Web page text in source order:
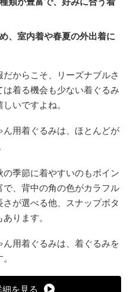
、室内着や春夏の外出着に
だからこそ、リーズナブルさ
着る機会も少ない着ぐるみ
いですよね。
用着ぐるみは、ほとんどが
季節に着やすいのもポイン
で、背中の角の色がカラフル
が選べる他、スナップボタ
ります。
用着ぐるみは、着ぐるみを
を見る